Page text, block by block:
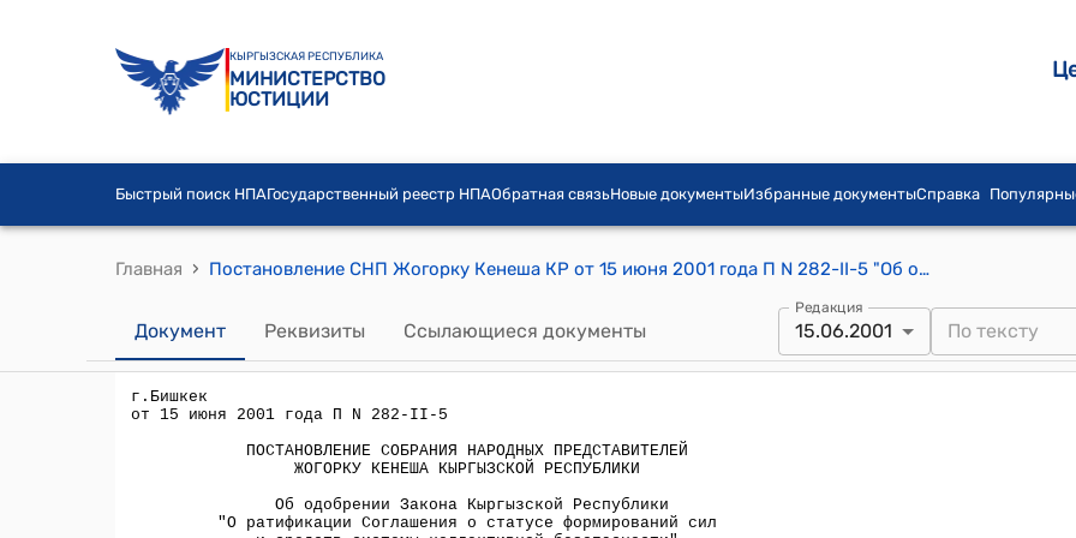
КЫРГЫЗСКАЯ РЕСПУБЛИКА
МИНИСТЕРСТВО
ЮСТИЦИИ
Быстрый поиск НПАГосударственный реестр НПАОбратная связьНовые документыИзбранные документыСправка
Главная › Постановление СНП Жогорку Кенеша КР от 15 июня 2001 года П N 282-II-5 "Об одобрении Закона Кыргызской Республики "О ратификации Соглашения о статусе формирований сил и средств системы коллективной безопасности"
Документ Реквизиты Ссылающиеся документы
Редакция
15.06.2001